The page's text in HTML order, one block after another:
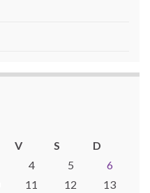
V S
D
4 5
6
11 12
13